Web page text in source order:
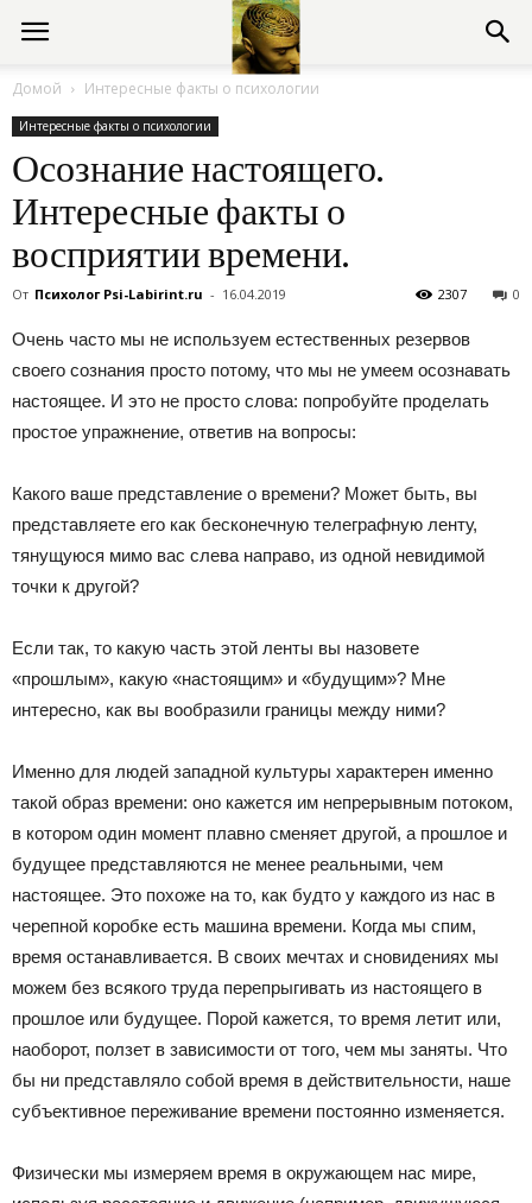
Консультации
психолога
Домой Интересные факты о психологии
Интересные факты о психологии
Осознание настоящего.
Интересные факты о
восприятии времени.
От Психолог Psi-Labirint.ru - 16.04.2019 0
2307
Очень часто мы не используем естественных резервов
своего сознания просто потому, что мы не умеем осознавать
настоящее. И это не просто слова: попробуйте проделать
простое упражнение, ответив на вопросы:
Какого ваше представление о времени? Может быть, вы
представляете его как бесконечную телеграфную ленту,
тянущуюся мимо вас слева направо, из одной невидимой
точки к другой?
Если так, то какую часть этой ленты вы назовете
«прошлым», какую «настоящим» и «будущим»? Мне
интересно, как вы вообразили границы между ними?
Именно для людей западной культуры характерен именно
такой образ времени: оно кажется им непрерывным потоком,
в котором один момент плавно сменяет другой, а прошлое и
будущее представляются не менее реальными, чем
настоящее. Это похоже на то, как будто у каждого из нас в
черепной коробке есть машина времени. Когда мы спим,
время останавливается. В своих мечтах и сновидениях мы
можем без всякого труда перепрыгивать из настоящего в
прошлое или будущее. Порой кажется, то время летит или,
наоборот, ползет в зависимости от того, чем мы заняты. Что
бы ни представляло собой время в действительности, наше
субъективное переживание времени постоянно изменяется.
Физически мы измеряем время в окружающем нас мире,